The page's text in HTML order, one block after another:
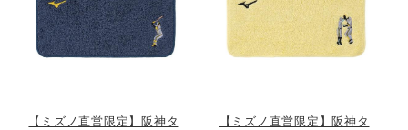
トレーニング
野球
【ミズノ直営限定】阪神タ
【ミズノ直営限定】阪神タ